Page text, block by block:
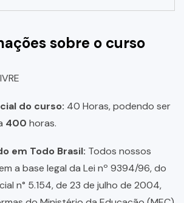
sobre o curso
do curso: 40 Horas, podendo ser
400 horas.
em Todo Brasil: Todos nossos
a base legal da Lei nº 9394/96, do
n° 5.154, de 23 de julho de 2004,